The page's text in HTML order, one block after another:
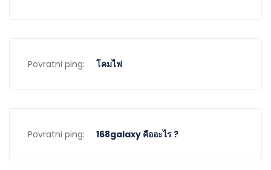
Povratni ping: โคมไฟ
Povratni ping: 168galaxy คืออะไร ?